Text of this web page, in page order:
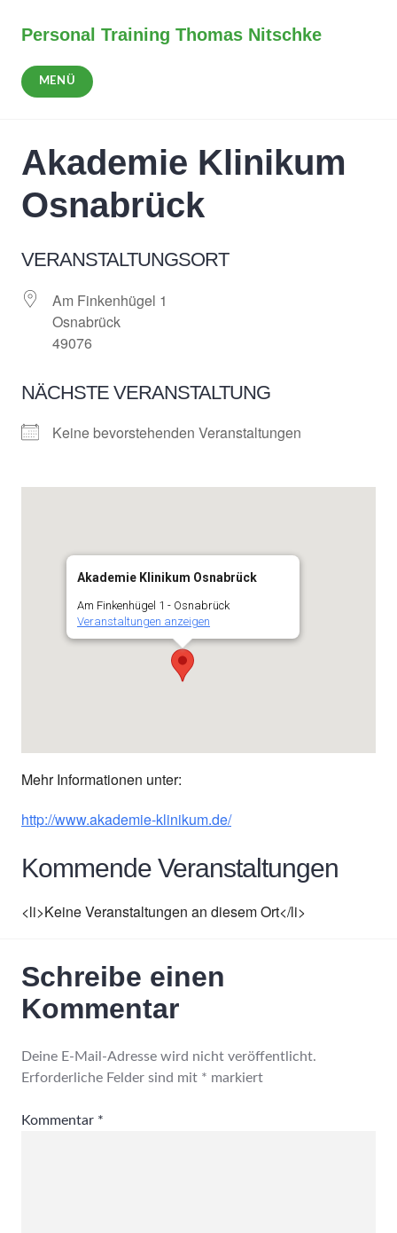
InhaltPersonal Training Thomas Nitschke
MENÜ
Akademie Klinikum
Osnabrück
VERANSTALTUNGSORT
Am Finkenhügel 1
Osnabrück
49076
NÄCHSTE VERANSTALTUNG
Keine bevorstehenden Veranstaltungen
Akademie Klinikum Osnabrück
Am Finkenhügel 1 - Osnabrück
Veranstaltungen anzeigen
Mehr Informationen unter:
http://www.akademie-klinikum.de/
Kommende Veranstaltungen
<li>Keine Veranstaltungen an diesem Ort</li>
Schreibe einen
Kommentar
Deine E-Mail-Adresse wird nicht veröffentlicht.
Erforderliche Felder sind mit * markiert
Kommentar *